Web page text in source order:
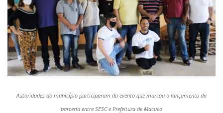
Autoridades do município participaram do evento que marcou o lançamento da
parceria entre SESC e Prefeitura de Macuco